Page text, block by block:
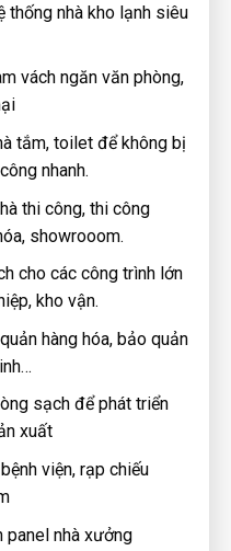
thống nhà kho lạnh siêu
vách ngăn văn phòng,
tắm, toilet để không bị
nhanh.
thi công, thi công
showrooom.
cho các công trình lớn
kho vận.
hàng hóa, bảo quản
sạch để phát triển
xuất
viện, rạp chiếu
panel nhà xưởng